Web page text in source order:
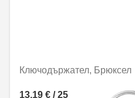
Ключодържател, Брюксел
13,19 € / 25,79 лв.